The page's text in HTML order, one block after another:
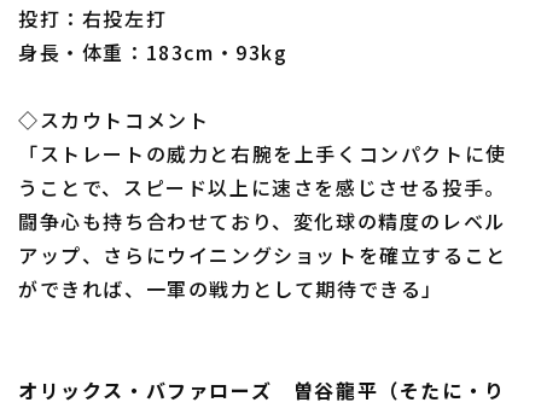
投打：右投左打
身長・体重：183cm・93kg
◇スカウトコメント
「ストレートの威力と右腕を上手くコンパクトに使
うことで、スピード以上に速さを感じさせる投手。
闘争心も持ち合わせており、変化球の精度のレベル
アップ、さらにウイニングショットを確立すること
ができれば、一軍の戦力として期待できる」
オリックス・バファローズ 曽谷龍平（そたに・り